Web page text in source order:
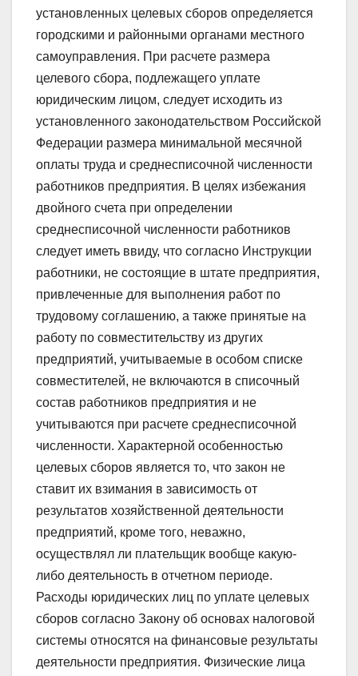
установленных целевых сборов определяется
городскими и районными органами местного
самоуправления. При расчете размера
целевого сбора, подлежащего уплате
юридическим лицом, следует исходить из
установленного законодательством Российской
Федерации размера минимальной месячной
оплаты труда и среднесписочной численности
работников предприятия. В целях избежания
двойного счета при определении
среднесписочной численности работников
следует иметь ввиду, что согласно Инструкции
работники, не состоящие в штате предприятия,
привлеченные для выполнения работ по
трудовому соглашению, а также принятые на
работу по совместительству из других
предприятий, учитываемые в особом списке
совместителей, не включаются в списочный
состав работников предприятия и не
учитываются при расчете среднесписочной
численности. Характерной особенностью
целевых сборов является то, что закон не
ставит их взимания в зависимость от
результатов хозяйственной деятельности
предприятий, кроме того, неважно,
осуществлял ли плательщик вообще какую-
либо деятельность в отчетном периоде.
Расходы юридических лиц по уплате целевых
сборов согласно Закону об основах налоговой
системы относятся на финансовые результаты
деятельности предприятия. Физические лица